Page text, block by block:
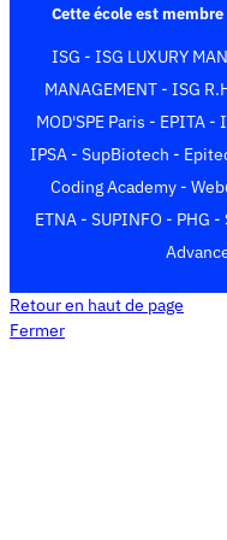
o
k
g
a
m
t
e
r
d
n
k
Cette école est
ISG - ISG LUXURY
MANAGEMENT- ISG
MOD'SPE Paris - EPITA-
IPSA- SupBiotech -
Coding Academy -
ETNA- SUPINFO - PHG -
Retour en haut de page
Fermer